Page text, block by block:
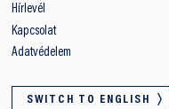
Hírlevél
Kapcsolat
Adatvédelem
SWITCH TO ENGLISH